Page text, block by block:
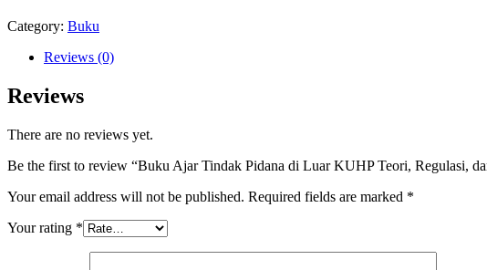
Category: Buku
Reviews (0)
Reviews
There are no reviews yet.
Be the first to review “Buku Ajar Tindak Pidana di Luar KUHP Teori, Regulasi,
Your email address will not be published. Required fields are marked *
Your rating *